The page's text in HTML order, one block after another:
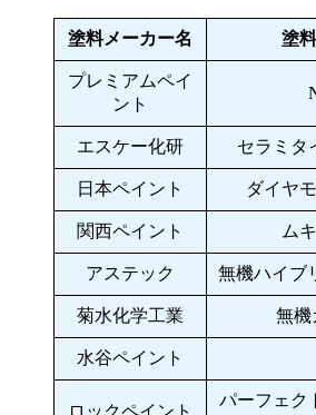
塗料メーカー名 塗
プレミアムペイ
ント
エスケー化研 セラミタ
日本ペイント ダイヤ
関西ペイント ム
アステック 無機ハイブ
菊水化学工業 無機
水谷ペイント
ロックペイント
パーフェク